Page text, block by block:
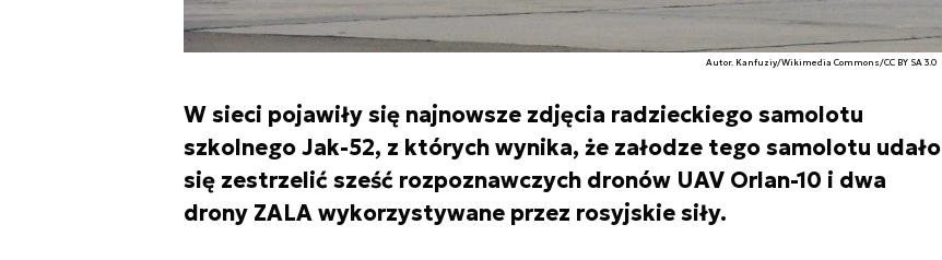
Autor. Kanfuziy/Wikimedia Commons/CC BY SA 3.0
W sieci pojawiły się najnowsze zdjęcia radzieckiego samolotu
szkolnego Jak-52, z których wynika, że załodze tego samolotu udało
się zestrzelić sześć rozpoznawczych dronów UAV Orlan-10 i dwa
drony ZALA wykorzystywane przez rosyjskie siły.